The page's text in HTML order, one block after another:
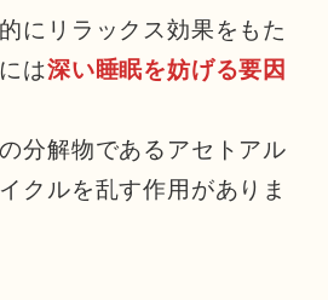
にリラックス効果をもた
は深い睡眠を妨げる要因
分解物であるアセトアル
クルを乱す作用がありま